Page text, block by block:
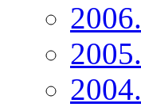
2006.
2005.
2004.